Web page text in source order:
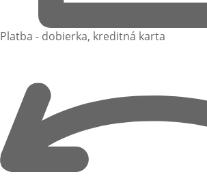
Platba - dobierka, kreditná karta